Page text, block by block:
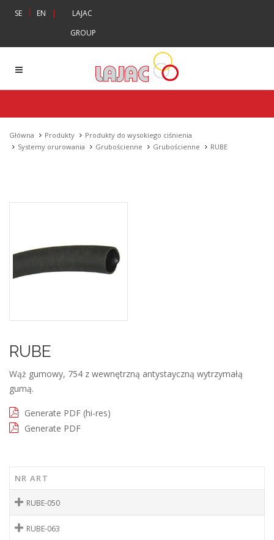
SE | EN |
LAJAC
GROUP
Główna Produkty
Produkty do wysokiego ciśnienia
Systemy orurowania
Grubościenne Grubościenne RUBE
RUBE
Wąż gumowy, 754 z wewnętrzną antystayczną wytrzymałą
gumą.
Generate PDF (hi-res)
Generate PDF
NR ART
RUBE-050
RUBE-063